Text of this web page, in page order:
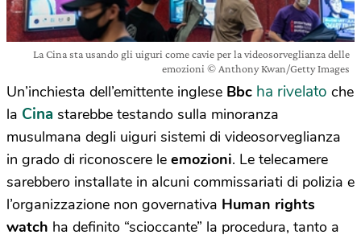
La Cina sta usando gli uiguri come cavie per la videosorveglianza delle
emozioni © Anthony Kwan/Getty Images
Un’inchiesta dell’emittente inglese Bbc ha rivelato che
la Cina starebbe testando sulla minoranza
musulmana degli uiguri sistemi di videosorveglianza
in grado di riconoscere le emozioni. Le telecamere
sarebbero installate in alcuni commissariati di polizia e
l’organizzazione non governativa Human rights
watch ha definito “scioccante” la procedura, tanto a